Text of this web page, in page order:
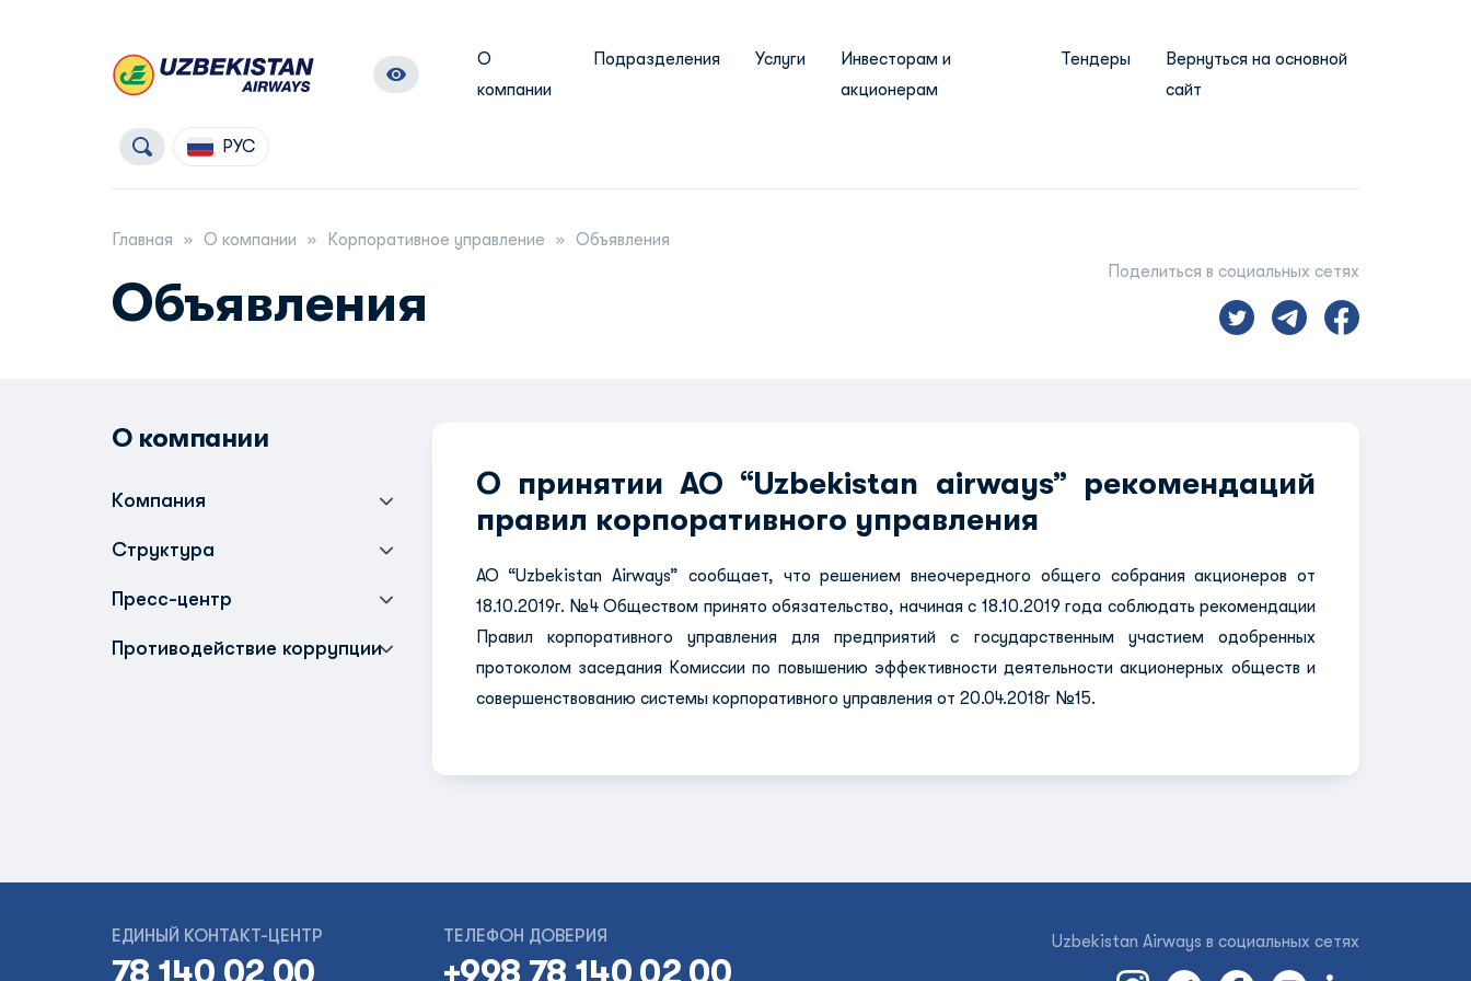
О
компании
Подразделения Услуги
Инвесторам и
акционерам
Тендеры
Вернуться на основной
сайт
РУС
Главная О компании Корпоративное управление Объявления
Объявления
Поделиться в социальных сетях
О компании
Компания
Структура
Пресс-центр
Противодействие коррупции
О принятии AO “Uzbekistan airways” рекомендаций
правил корпоративного управления
AO “Uzbekistan Airways” сообщает, что решением внеочередного общего собрания акционеров от
18.10.2019г. №4 Обществом принято обязательство, начиная с 18.10.2019 года соблюдать рекомендации
Правил корпоративного управления для предприятий с государственным участием одобренных
протоколом заседания Комиссии по повышению эффективности деятельности акционерных обществ и
совершенствованию системы корпоративного управления от 20.04.2018г №15.
ЕДИНЫЙ КОНТАКТ-ЦЕНТР
78 140 02 00
ТЕЛЕФОН ДОВЕРИЯ
+998 78 140 02 00
Uzbekistan Airways в социальных сетях